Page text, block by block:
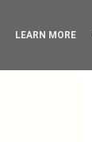
LEARN MORE